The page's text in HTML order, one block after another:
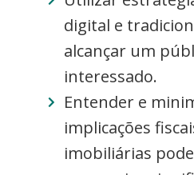
digital e
alcançar um
interessado.
Entender e
implicações
imobiliárias